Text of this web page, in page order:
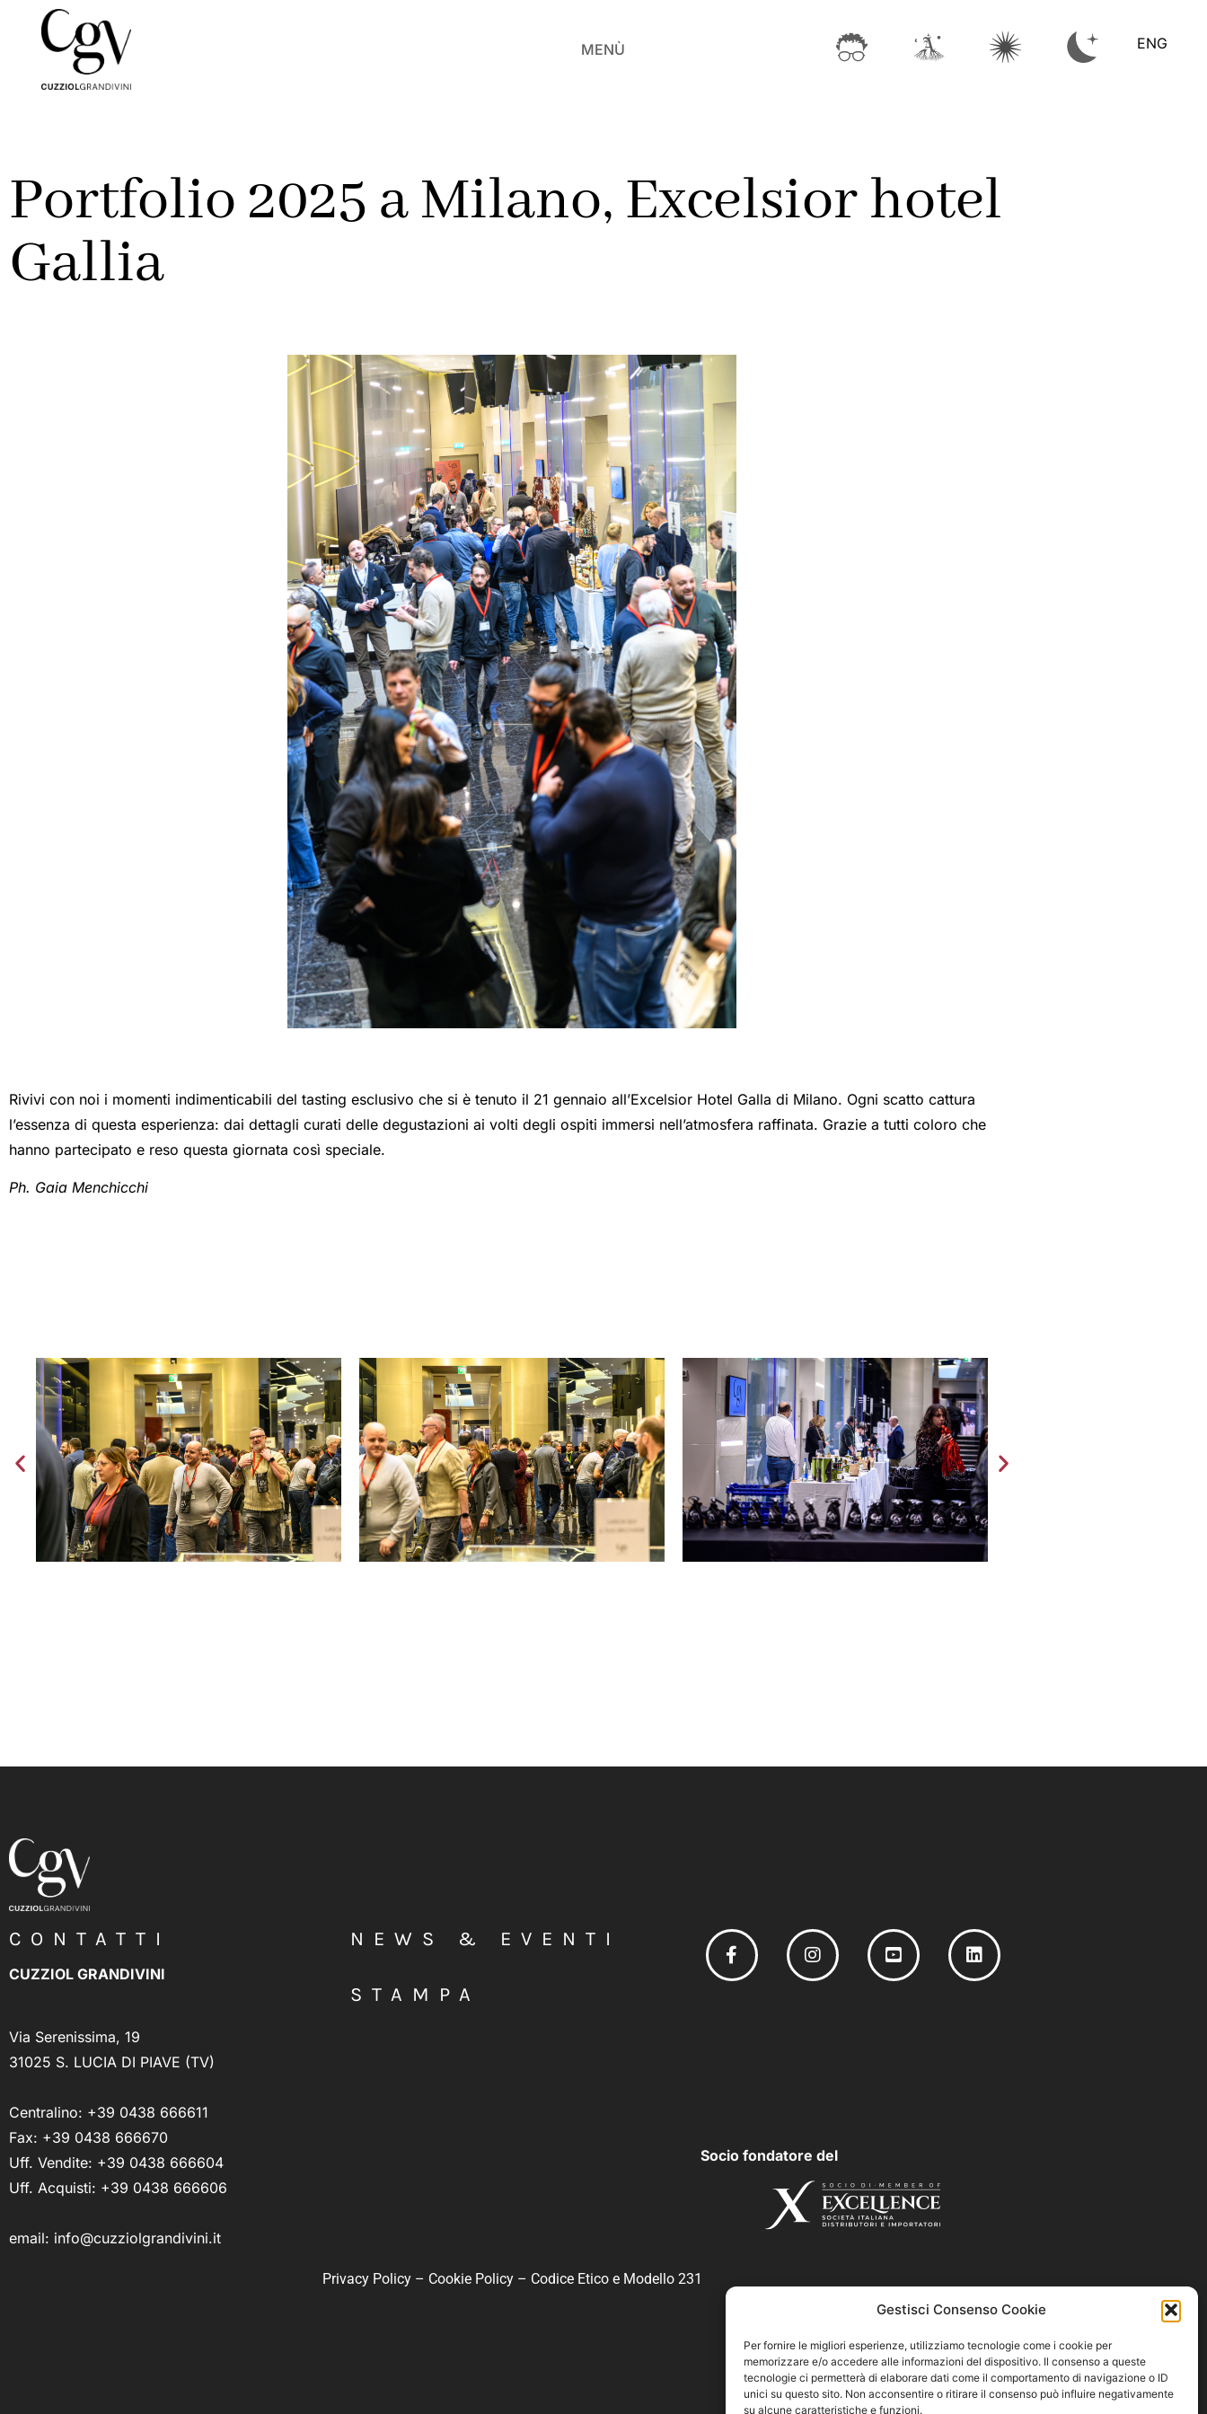
Gestisci Consenso Cookie
Per fornire le migliori esperienze, utilizziamo tecnologie come i cookie per
memorizzare e/o accedere alle informazioni del dispositivo. Il consenso a queste
tecnologie ci permetterà di elaborare dati come il comportamento di navigazione o ID
unici su questo sito. Non acconsentire o ritirare il consenso può influire negativamente
su alcune caratteristiche e funzioni.
MENÙ ENG
Portfolio 2025 a Milano, Excelsior hotel
Gallia
Rivivi con noi i momenti indimenticabili del tasting esclusivo che si è tenuto il 21 gennaio all’Excelsior Hotel Galla di Milano. Ogni scatto cattura
l’essenza di questa esperienza: dai dettagli curati delle degustazioni ai volti degli ospiti immersi nell’atmosfera raffinata. Grazie a tutti coloro che
hanno partecipato e reso questa giornata così speciale.
Ph. Gaia Menchicchi
CONTATTI
CUZZIOL GRANDIVINI
Via Serenissima, 19
31025 S. LUCIA DI PIAVE (TV)
Centralino: +39 0438 666611
Fax: +39 0438 666670
Uff. Vendite: +39 0438 666604
Uff. Acquisti: +39 0438 666606
email: info@cuzziolgrandivini.it
NEWS & EVENTI
STAMPA
Socio fondatore del
Privacy Policy– Cookie Policy– Codice Etico e Modello 231